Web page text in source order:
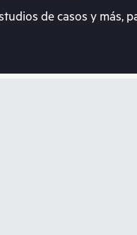
cesta está
de casos y más,